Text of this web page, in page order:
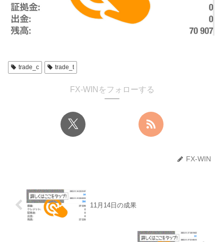
trade_c trade_t
FX-WINをフォローする
FX-WIN
11月14日の成果